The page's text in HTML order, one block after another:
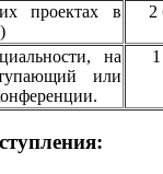
проектах в
2
на
или